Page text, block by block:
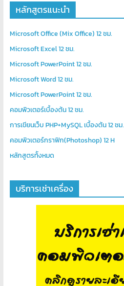
หลักสูตรแนะนำ
Microsoft Office (Mix Office) 12 ชม.
Microsoft Excel 12 ชม.
Microsoft PowerPoint 12 ชม.
Microsoft Word 12 ชม.
Microsoft PowerPoint 12 ชม.
คอมพิวเตอร์เบื้องต้น 12 ชม.
การเขียนเว็บ PHP+MySQL เบื้องต้น 12 ชม.
คอมพิวเตอร์กราฟิก(Photoshop) 12 H
หลักสูตรท้ังหมด
บริการเช่าเครื่อง